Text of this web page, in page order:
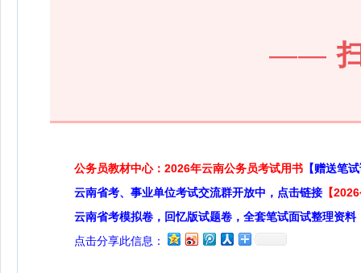
——
公务员教材中心：2026年云南公务员考试用书 【赠送笔
云南省考、事业单位考试交流群开放中，点击链接 【
云南省考模拟卷，回忆版试题卷，全套笔试面试整理资料
点击分享此信息：